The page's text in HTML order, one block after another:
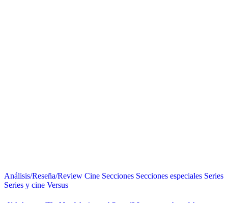
Análisis/Reseña/Review Cine Secciones Secciones especiales Series
Series y cine Versus